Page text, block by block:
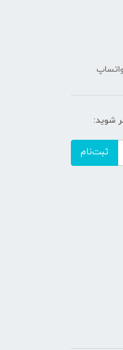
شوید:
ثبت‌نام